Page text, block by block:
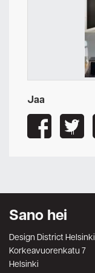
Jaa
Sano hei
Design District Helsinki
Korkeavuorenkatu 7
Helsinki